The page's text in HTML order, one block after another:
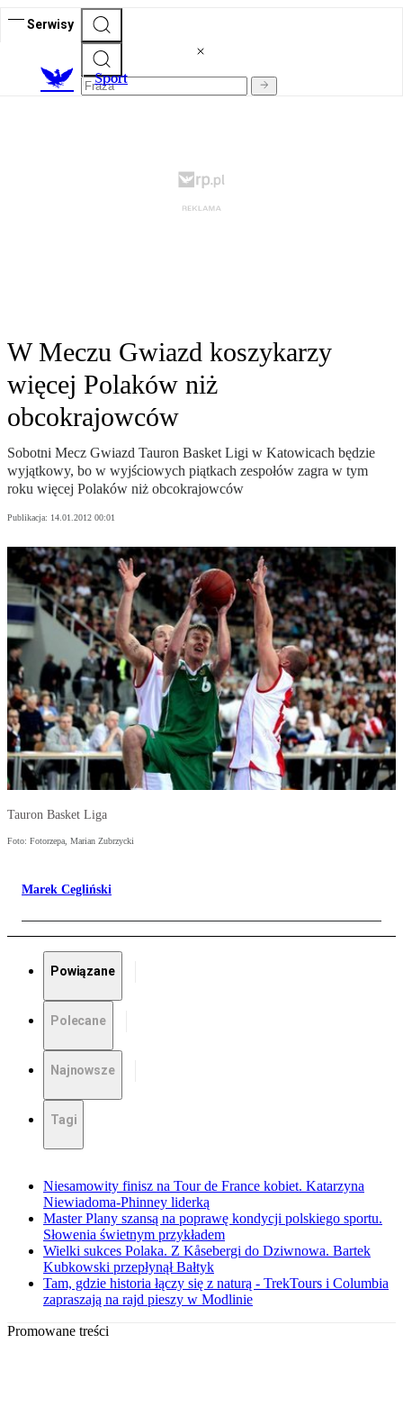
Serwisy
Sport
W Meczu Gwiazd koszykarzy
więcej Polaków niż
obcokrajowców
Sobotni Mecz Gwiazd Tauron Basket Ligi w Katowicach będzie
wyjątkowy, bo w wyjściowych piątkach zespołów zagra w tym
roku więcej Polaków niż obcokrajowców
Publikacja: 14.01.2012 00:01
Tauron Basket Liga
Foto: Fotorzepa, Marian Zubrzycki
Marek Cegliński
Powiązane
Polecane
Najnowsze
Tagi
Niesamowity finisz na Tour de France kobiet. Katarzyna
Niewiadoma-Phinney liderką
Master Plany szansą na poprawę kondycji polskiego sportu.
Słowenia świetnym przykładem
Wielki sukces Polaka. Z Kåsebergi do Dziwnowa. Bartek
Kubkowski przepłynął Bałtyk
Tam, gdzie historia łączy się z naturą - TrekTours i Columbia
zapraszają na rajd pieszy w Modlinie
Promowane treści